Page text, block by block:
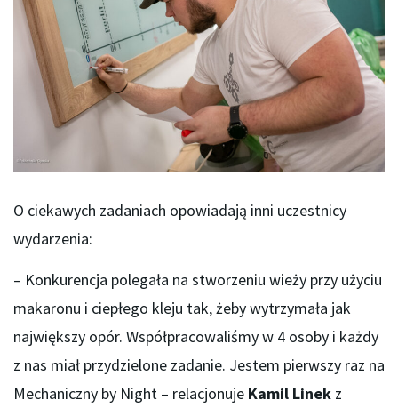
O ciekawych zadaniach opowiadają inni uczestnicy
wydarzenia:
– Konkurencja polegała na stworzeniu wieży przy użyciu
makaronu i ciepłego kleju tak, żeby wytrzymała jak
największy opór. Współpracowaliśmy w 4 osoby i każdy
z nas miał przydzielone zadanie. Jestem pierwszy raz na
Mechaniczny by Night – relacjonuje Kamil Linek z